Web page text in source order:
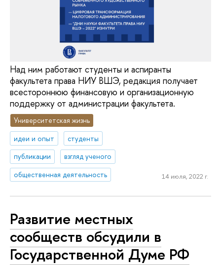
Над ним работают студенты и аспиранты
факультета права НИУ ВШЭ, редакция получает
всестороннюю финансовую и организационную
поддержку от администрации факультета.
Университетская жизнь
идеи и опыт
студенты
публикации
взгляд ученого
общественная деятельность
14 июля, 2022 г.
Развитие местных
сообществ обсудили в
Государственной Думе РФ